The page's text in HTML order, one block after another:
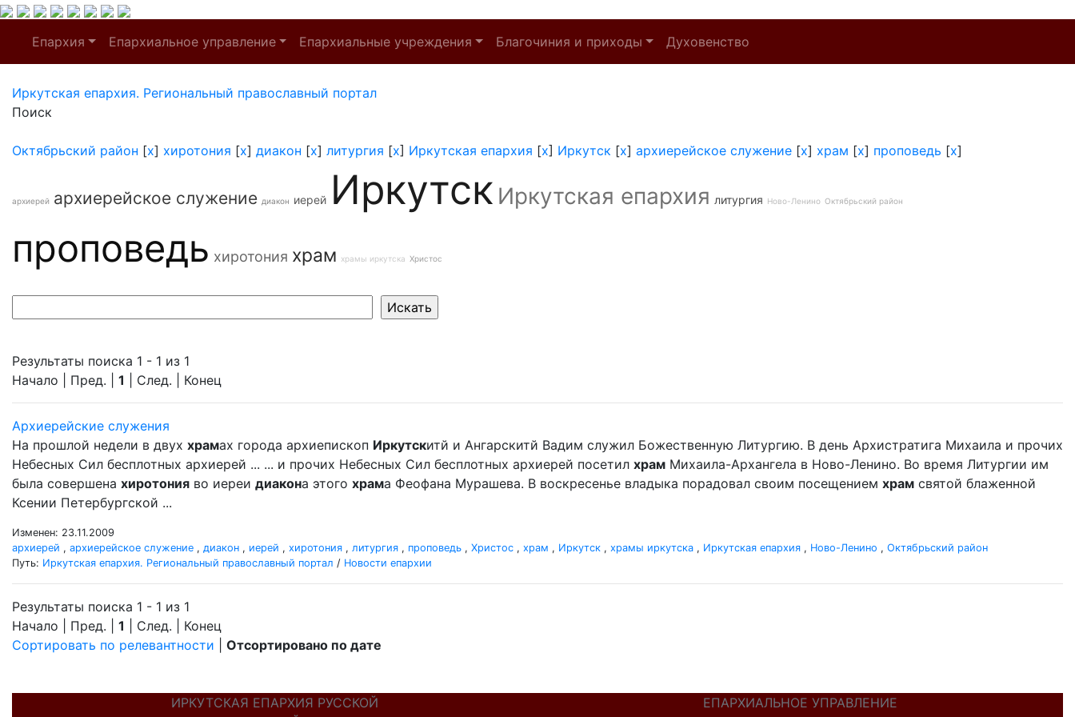
Епархия Епархиальное управление Епархиальные учреждения Благочиния и приходы Духовенство
Иркутская епархия. Региональный православный портал
Поиск
Октябрьский район [x] хиротония [x] диакон [x] литургия [x] Иркутская епархия [x] Иркутск [x] архиерейское служение [x] храм [x] проповедь [x]
архиерей архиерейское служение диакон иерей Иркутск Иркутская епархия литургия Ново-Ленино Октябрьский район
проповедь хиротония храм храмы иркутска Христос
Результаты поиска 1 - 1 из 1
Начало | Пред. | 1 | След. | Конец
Архиерейские служения
На прошлой недели в двух храмах города архиепископ Иркутскитй и Ангарскитй Вадим служил Божественную Литургию. В день Архистратига Михаила и прочих
Небесных Сил бесплотных архиерей ... ... и прочих Небесных Сил бесплотных архиерей посетил храм Михаила-Архангела в Ново-Ленино. Во время Литургии им
была совершена хиротония во иереи диакона этого храма Феофана Мурашева. В воскресенье владыка порадовал своим посещением храм святой блаженной
Ксении Петербургской ...
Изменен: 23.11.2009
архиерей , архиерейское служение , диакон , иерей , хиротония , литургия , проповедь , Христос , храм , Иркутск , храмы иркутска , Иркутская епархия , Ново-Ленино , Октябрьский район
Путь: Иркутская епархия. Региональный православный портал / Новости епархии
Результаты поиска 1 - 1 из 1
Начало | Пред. | 1 | След. | Конец
Сортировать по релевантности
Отсортировано по дате
ИРКУТСКАЯ ЕПАРХИЯ РУССКОЙ
ЕПАРХИАЛЬНОЕ УПРАВЛЕНИЕ